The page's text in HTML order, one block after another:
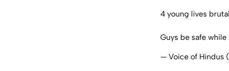
4 young lives
Guys be safe
— Voice of Hindus